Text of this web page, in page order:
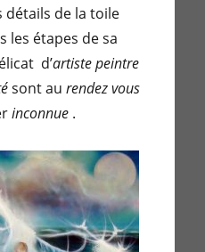
détails de la toile
les étapes de sa
d’artiste peintre
sont aurendez vous
inconnue .